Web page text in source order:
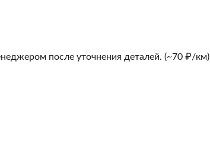
после уточнения деталей. (~70 ₽/км)